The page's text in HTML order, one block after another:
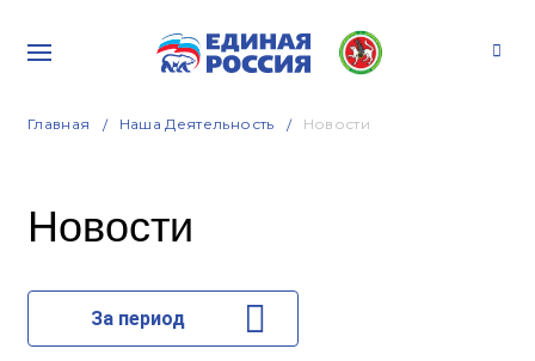
Главная Наша Деятельность Новости
Новости
За период